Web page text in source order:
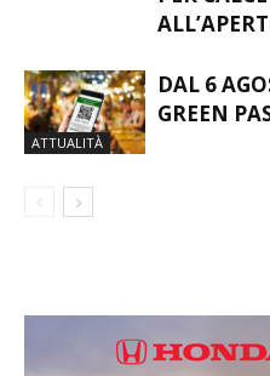
ATTUALITÀ
DAL 6
GREEN